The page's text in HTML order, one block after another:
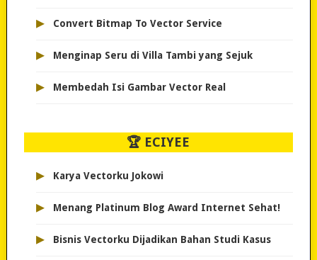
▸ Convert Bitmap To Vector Service
▸ Menginap Seru di Villa Tambi yang Sejuk
▸ Membedah Isi Gambar Vector Real
🏆 ECIYEE
▸ Karya Vectorku Jokowi
▸ Menang Platinum Blog Award Internet Sehat!
▸ Bisnis Vectorku Dijadikan Bahan Studi Kasus